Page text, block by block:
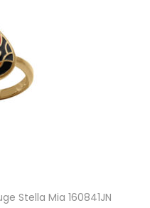
Stella Mia 160841JN